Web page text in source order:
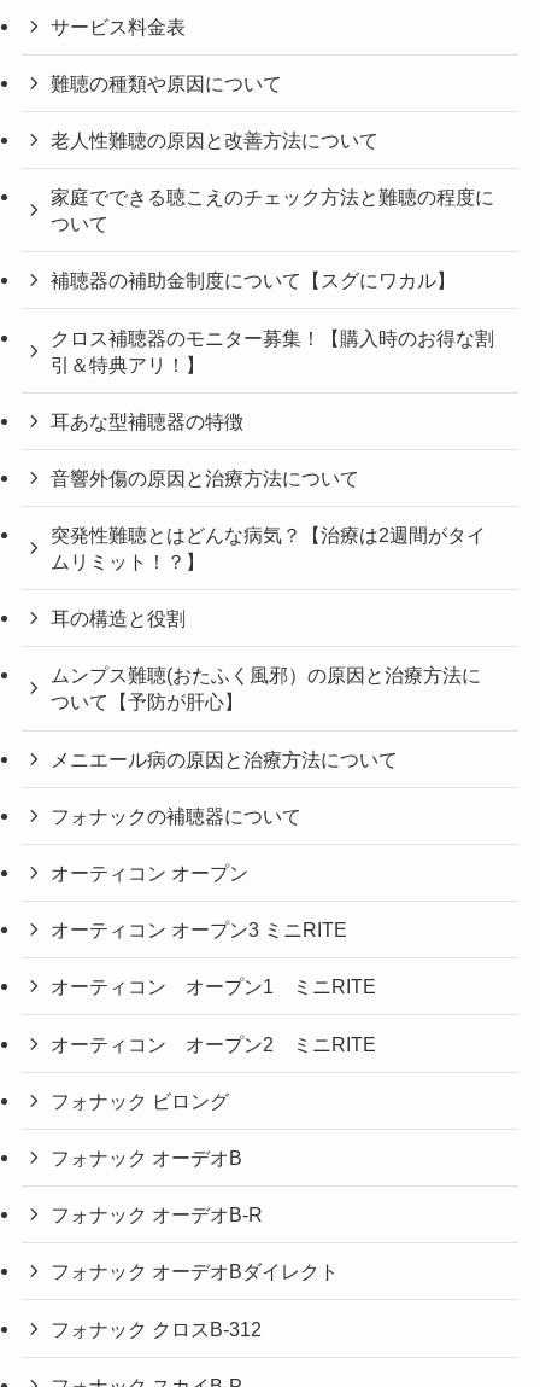
サービス料金表
難聴の種類や原因について
老人性難聴の原因と改善方法について
家庭でできる聴こえのチェック方法と難聴の程度に
ついて
補聴器の補助金制度について【スグにワカル】
クロス補聴器のモニター募集！【購入時のお得な割
引＆特典アリ！】
耳あな型補聴器の特徴
音響外傷の原因と治療方法について
突発性難聴とはどんな病気？【治療は2週間がタイ
ムリミット！？】
耳の構造と役割
ムンプス難聴(おたふく風邪）の原因と治療方法に
ついて【予防が肝心】
メニエール病の原因と治療方法について
フォナックの補聴器について
オーティコン オープン
オーティコン オープン3 ミニRITE
オーティコン オープン1 ミニRITE
オーティコン オープン2 ミニRITE
フォナック ビロング
フォナック オーデオB
フォナック オーデオB-R
フォナック オーデオBダイレクト
フォナック クロスB-312